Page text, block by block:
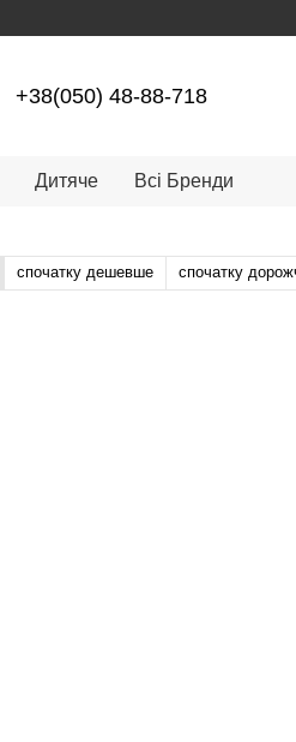
+38(050) 48-88-718
Дитяче Всі Бренди
спочатку дешевше спочатку